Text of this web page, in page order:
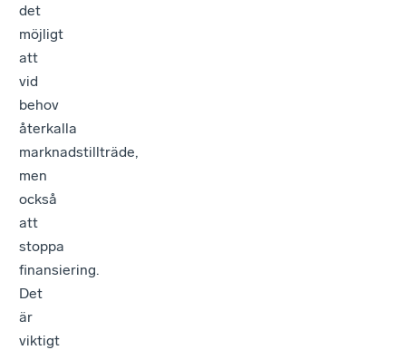
det
möjligt
att
vid
behov
återkalla
marknadstillträde,
men
också
att
stoppa
finansiering.
Det
är
viktigt